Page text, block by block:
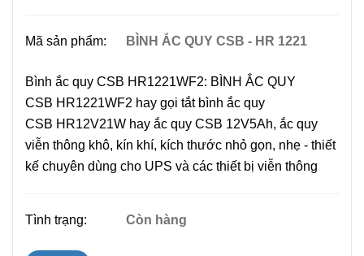
Mã sản phẩm: BÌNH ẮC QUY CSB - HR 1221
Bình ắc quy CSB HR1221WF2: BÌNH ẮC QUY
CSB HR1221WF2 hay gọi tắt bình ắc quy
CSB HR12V21W hay ắc quy CSB 12V5Ah, ắc quy
viễn thông khô, kín khí, kích thước nhỏ gọn, nhẹ - thiết
kế chuyên dùng cho UPS và các thiết bị viễn thông
Tình trạng: Còn hàng